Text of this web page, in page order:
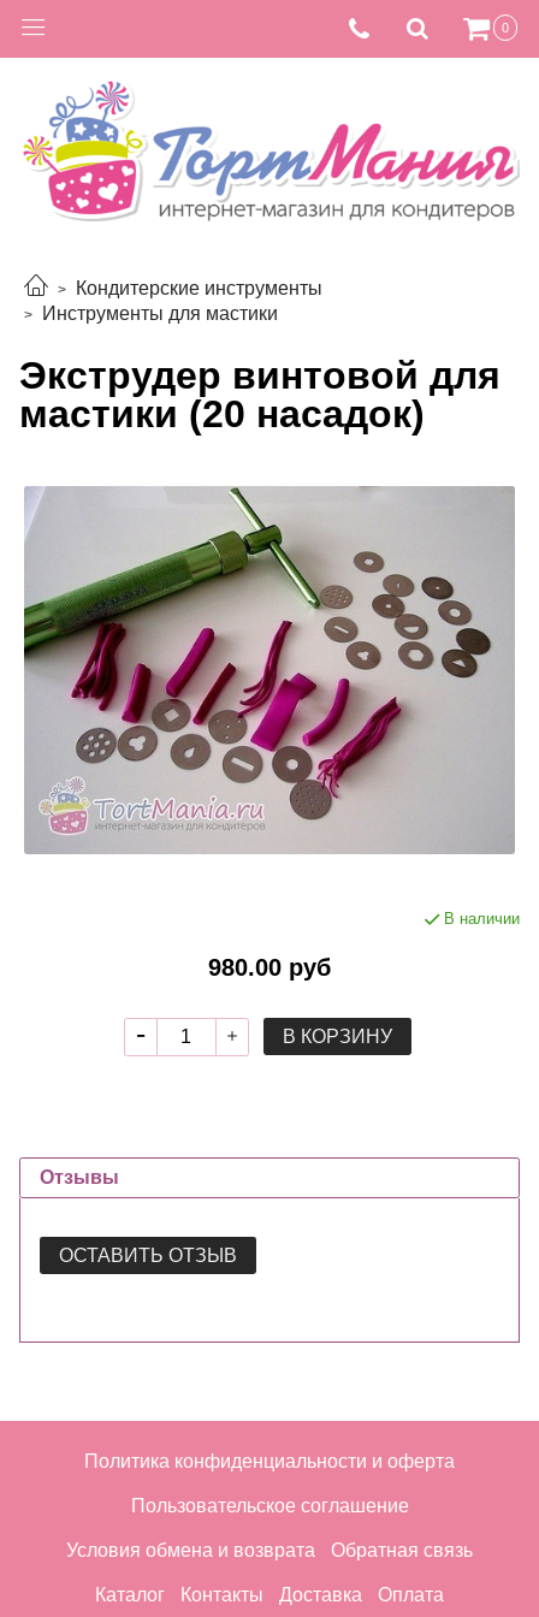
0
Кондитерские инструменты
Инструменты для мастики
Экструдер винтовой для
мастики (20 насадок)
В наличии
980.00 руб
В КОРЗИНУ
Отзывы
ОСТАВИТЬ ОТЗЫВ
Политика конфиденциальности и оферта
Пользовательское соглашение
Условия обмена и возврата Обратная связь
Каталог Контакты Доставка Оплата